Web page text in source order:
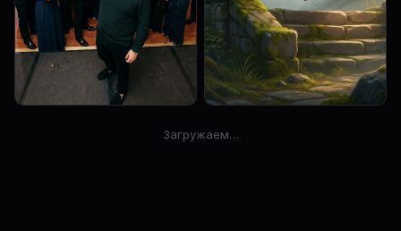
анимация, Pixar стиль ---.
Загружаем…